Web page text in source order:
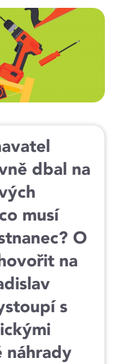
dbal na
musí
O
na
s
náhrady